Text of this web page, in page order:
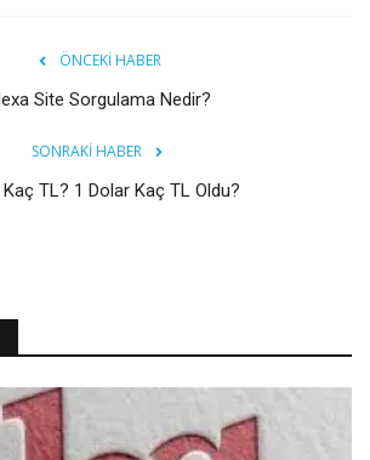
ÖNCEKI HABER
Site Sorgulama Nedir?
SONRAKI HABER
TL? 1 Dolar Kaç TL Oldu?